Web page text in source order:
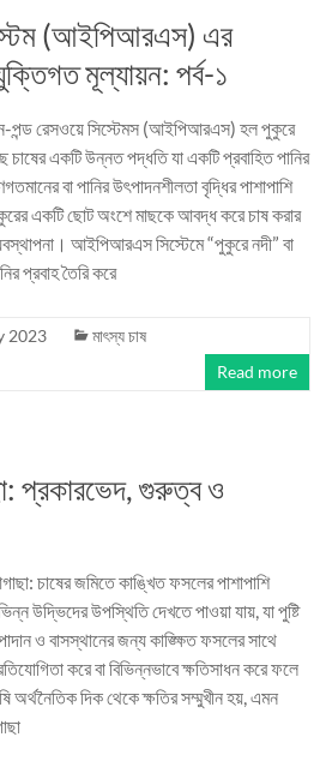
(আইপিআরএস) এর
মূল্যায়ন: পর্ব-১
পন্ড রেসওয়ে সিস্টেমস (আইপিআরএস) হল পুকুরে
চাষের একটি উন্নত পদ্ধতি যা একটি প্রবাহিত পানির
বা পানির উৎপাদনশীলতা বৃদ্ধির পাশাপাশি
একটি ছোট অংশে মাছকে আবদ্ধ করে চাষ করার
আইপিআরএস সিস্টেমে “পুকুরে নদী” বা
প্রবাহ তৈরি করে
2023
মাৎস্য চাষ
Read more
প্রকারভেদ, গুরুত্ব ও
চাষের জমিতে কাঙ্খিত ফসলের পাশাপাশি
উদ্ভিদের উপস্থিতি দেখতে পাওয়া যায়, যা পুষ্টি
ও বাসস্থানের জন্য কাঙ্ক্ষিত ফসলের সাথে
করে বা বিভিন্নভাবে ক্ষতিসাধন করে ফলে
অর্থনৈতিক দিক থেকে ক্ষতির সম্মুখীন হয়, এমন